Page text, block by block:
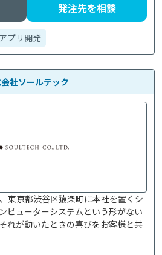
発注先を相談
アプリ開発
社ソールテック
東京都渋谷区猿楽町に本社を置くシ
ピューターシステムという形がない
れが動いたときの喜びをお客様と共